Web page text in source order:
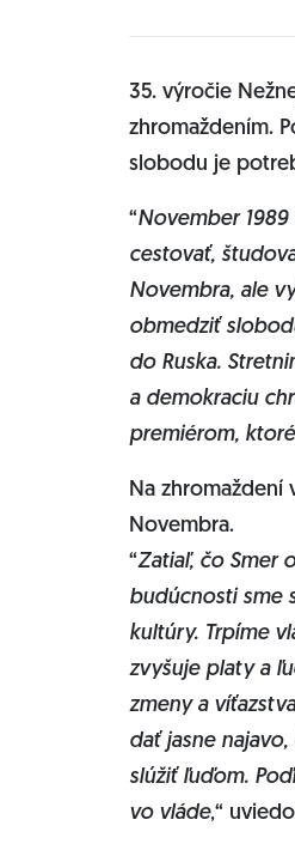
35. výročie
zhromaždením.
slobodu je
“November
cestovať,
Novembra, ale
obmedziť
do Ruska.
a demokraciu
premiérom,
Na zhromaždení
Novembra.
“Zatiaľ, čo Smer
budúcnosti sme
kultúry. Trpíme
zvyšuje platy a
zmeny a
dať jasne
slúžiť ľuďom.
vo vláde,“